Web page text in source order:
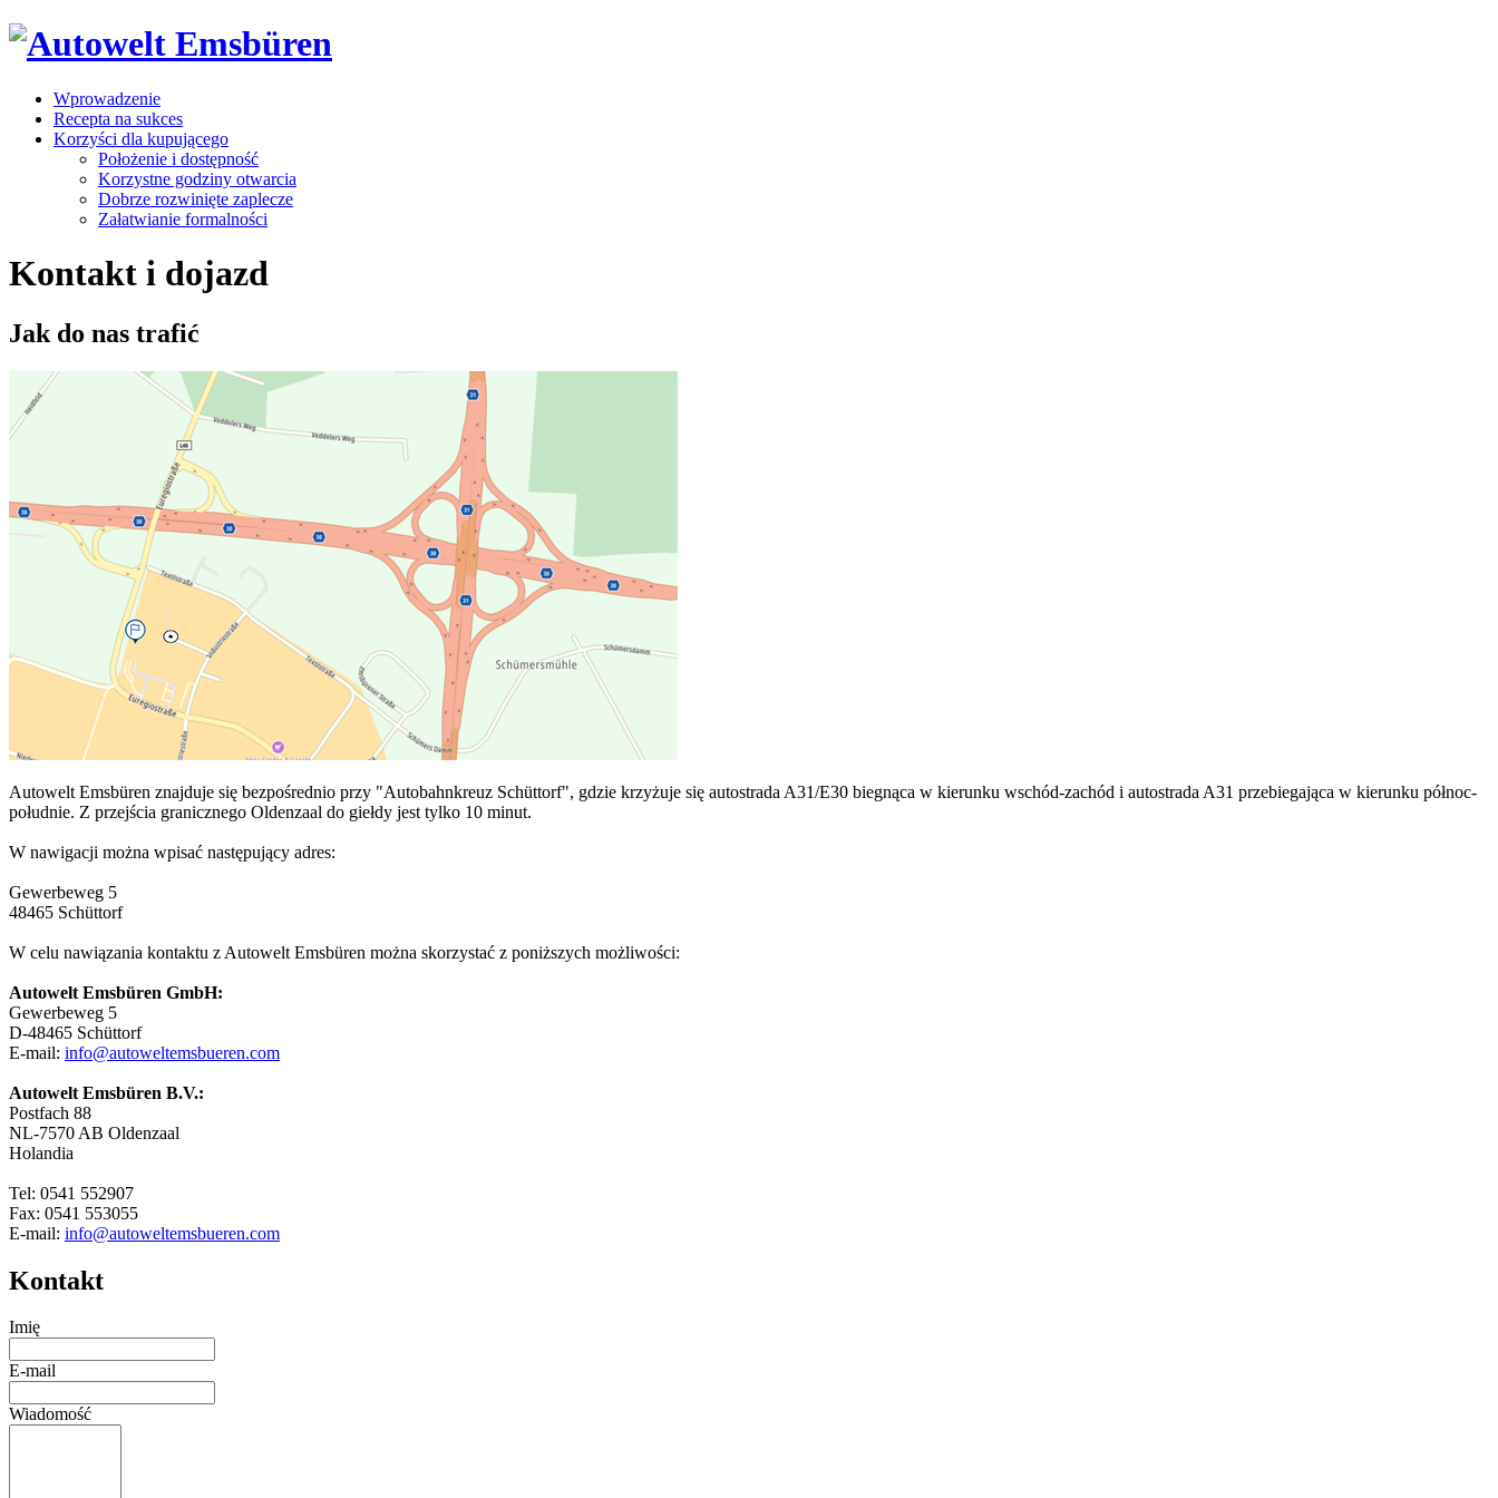
Wprowadzenie
Recepta na sukces
Korzyści dla kupującego
Położenie i dostępność
Korzystne godziny otwarcia
Dobrze rozwinięte zaplecze
Załatwianie formalności
Kontakt i dojazd
Jak do nas trafić
Autowelt Emsbüren znajduje się bezpośrednio przy "Autobahnkreuz Schüttorf", gdzie krzyżuje się autostrada A31/E30 biegnąca w kierunku wschód-zachód i autostrada A31 przebiegająca w kierunku północ-
południe. Z przejścia granicznego Oldenzaal do giełdy jest tylko 10 minut.
W nawigacji można wpisać następujący adres:
Gewerbeweg 5
48465 Schüttorf
W celu nawiązania kontaktu z Autowelt Emsbüren można skorzystać z poniższych możliwości:
Autowelt Emsbüren GmbH:
Gewerbeweg 5
D-48465 Schüttorf
E-mail: info@autoweltemsbueren.com
Autowelt Emsbüren B.V.:
Postfach 88
NL-7570 AB Oldenzaal
Holandia
Tel: 0541 552907
Fax: 0541 553055
E-mail: info@autoweltemsbueren.com
Kontakt
Imię
E-mail
Wiadomość